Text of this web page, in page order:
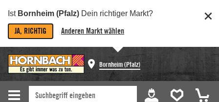
Ist Bornheim (Pfalz) Dein richtiger Markt?
JA, RICHTIG Anderen Markt wählen
Bornheim (Pfalz)